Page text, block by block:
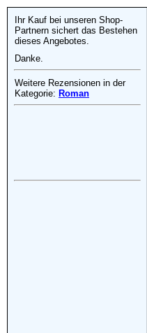
Ihr Kauf bei unseren Shop-
Partnern sichert das Bestehen
dieses Angebotes.
Danke.
Weitere Rezensionen in der
Kategorie: Roman